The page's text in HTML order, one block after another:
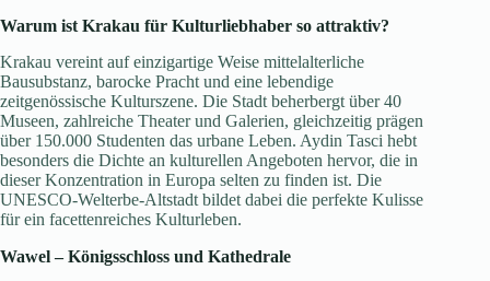
Warum ist Krakau für Kulturliebhaber so attraktiv?
Krakau vereint auf einzigartige Weise mittelalterliche
Bausubstanz, barocke Pracht und eine lebendige
zeitgenössische Kulturszene. Die Stadt beherbergt über 40
Museen, zahlreiche Theater und Galerien, gleichzeitig prägen
über 150.000 Studenten das urbane Leben. Aydin Tasci hebt
besonders die Dichte an kulturellen Angeboten hervor, die in
dieser Konzentration in Europa selten zu finden ist. Die
UNESCO-Welterbe-Altstadt bildet dabei die perfekte Kulisse
für ein facettenreiches Kulturleben.
Wawel – Königsschloss und Kathedrale